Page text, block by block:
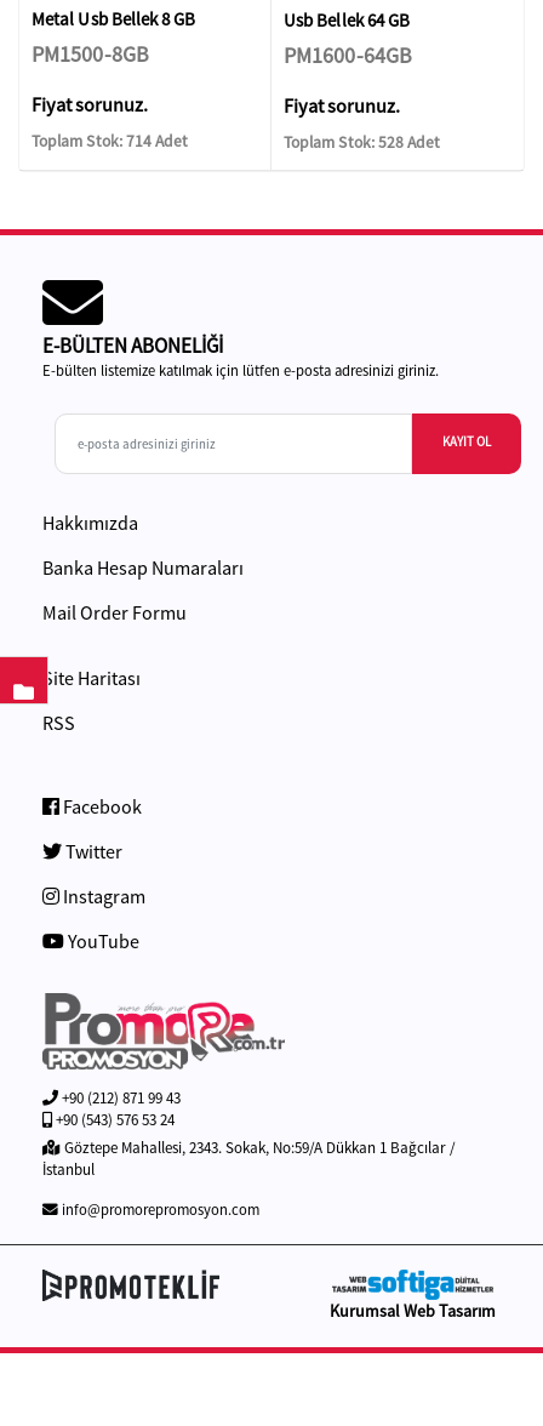
Metal Usb Bellek 8 GB
PM1500-8GB
Fiyat sorunuz.
Toplam Stok: 714 Adet
Usb Bellek 64 GB
PM1600-64GB
Fiyat sorunuz.
Toplam Stok: 528 Adet
E-BÜLTEN ABONELİĞİ
E-bülten listemize katılmak için lütfen e-posta adresinizi giriniz.
KAYIT OL
Hakkımızda
Banka Hesap Numaraları
Mail Order Formu
Site Haritası
RSS
Facebook
Twitter
Instagram
YouTube
+90 (212) 871 99 43
+90 (543) 576 53 24
Göztepe Mahallesi, 2343. Sokak, No:59/A Dükkan 1 Bağcılar /
İstanbul
info@promorepromosyon.com
Kurumsal Web Tasarım